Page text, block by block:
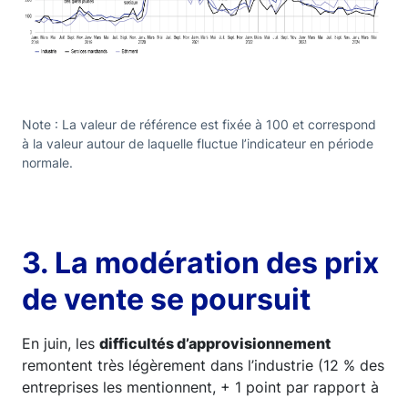
Note : La valeur de référence est fixée à 100 et correspond
à la valeur autour de laquelle fluctue l’indicateur en période
normale.
3. La modération des prix
de vente se poursuit
En juin, les difficultés d’approvisionnement
remontent très légèrement dans l’industrie (12 % des
entreprises les mentionnent, + 1 point par rapport à